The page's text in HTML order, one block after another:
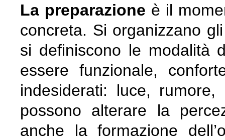
La preparazione è il
concreta. Si organizzano
si definiscono le modalità
essere funzionale,
indesiderati: luce,
possono alterare la
anche la formazione